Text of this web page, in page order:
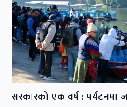
सरकारको एक वर्ष : पर्यटनमा